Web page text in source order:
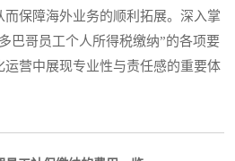
保障海外业务的顺利拓展。深入掌
巴哥员工个人所得税缴纳”的各项要
营中展现专业性与责任感的重要体